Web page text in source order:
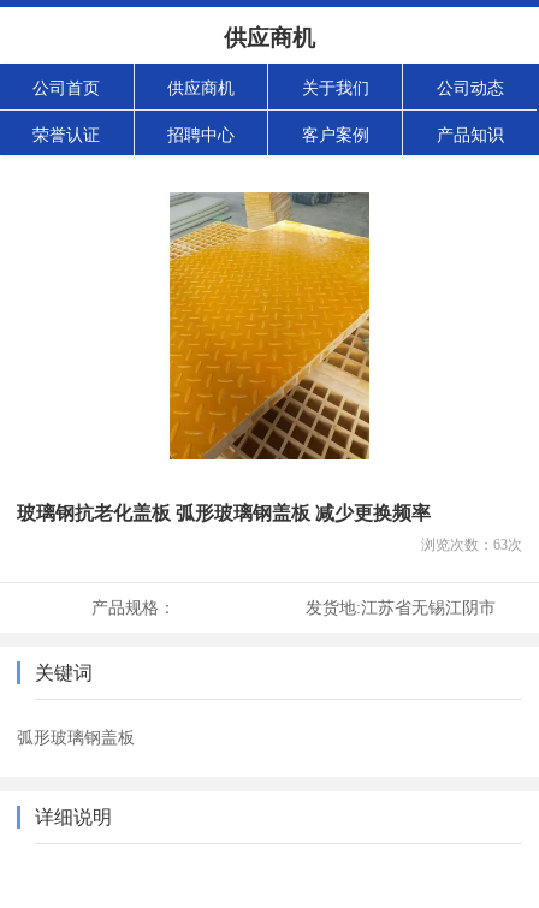
供应商机
公司首页 供应商机 关于我们 公司动态
荣誉认证 招聘中心 客户案例 产品知识
玻璃钢抗老化盖板 弧形玻璃钢盖板 减少更换频率
浏览次数： 63次
产品规格： 发货地:江苏省无锡江阴市
关键词
弧形玻璃钢盖板
详细说明